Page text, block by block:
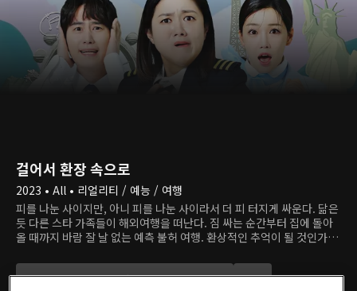
걸어서 환장 속으로
2023 • All • 리얼리티 / 예능 / 여행
피를 나눈 사이지만, 아니 피를 나눈 사이라서 더 피 터지게 싸운다. 닮은
듯 다른 스타 가족들이 해외여행을 떠난다. 짐 싸는 순간부터 집에 돌아
올 때까지 바람 잘 날 없는 예측 불허 여행. 환상적인 추억이 될 것인가,